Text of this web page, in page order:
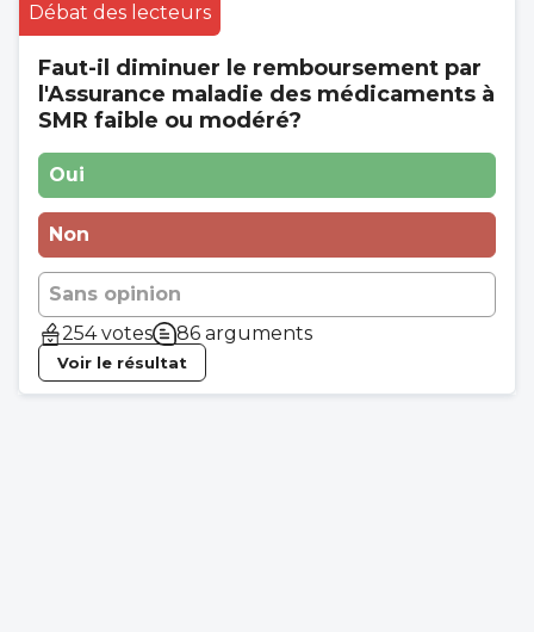
Débat des lecteurs
Faut-il diminuer le remboursement par
l'Assurance maladie des médicaments à
SMR faible ou modéré?
Oui
Non
Sans opinion
254 votes
86 arguments
Voir le résultat